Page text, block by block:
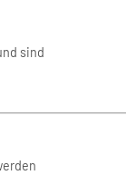
westlich von
und
sind